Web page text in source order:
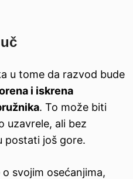
u tome da razvod bude
i iskrena
. To može biti
uzavrele, ali bez
postati još gore.
svojim osećanjima,